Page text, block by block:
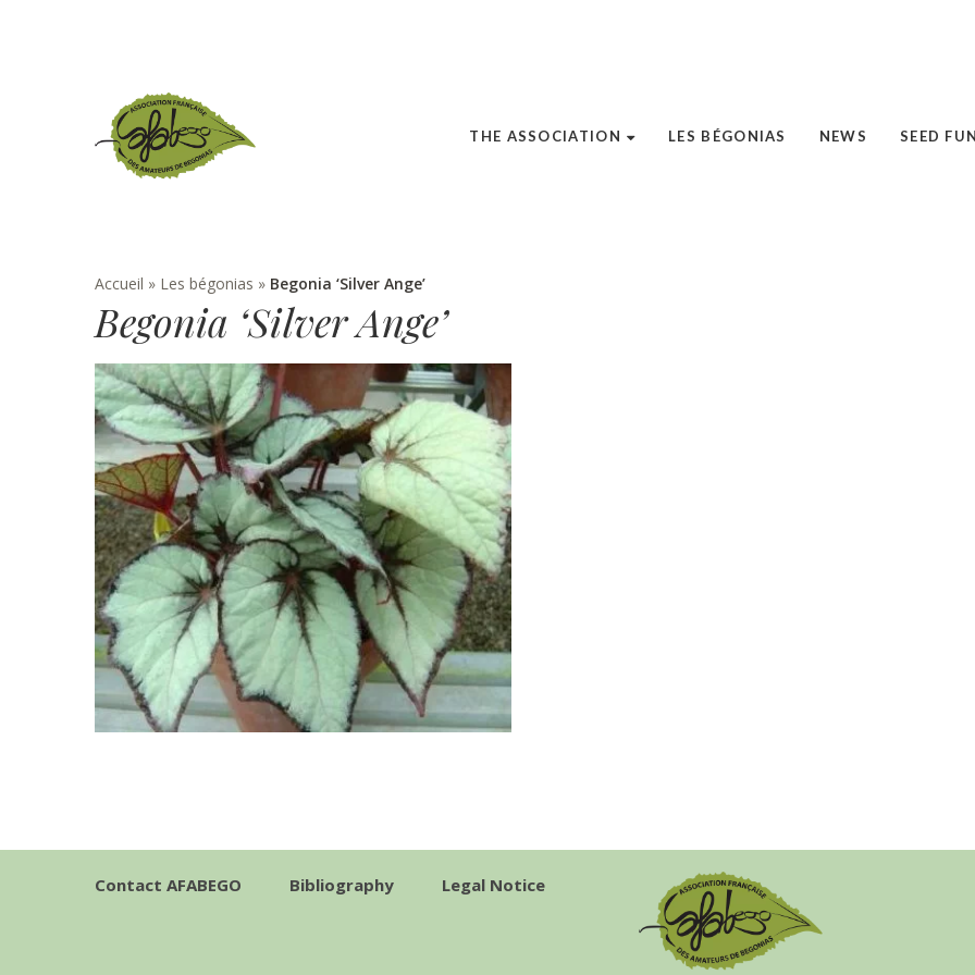
THE ASSOCIATION LES BÉGONIAS NEWS SEED
Accueil » Les bégonias » Begonia ‘Silver Ange’
Begonia ‘Silver Ange’
Contact AFABEGO Bibliography Legal Notice